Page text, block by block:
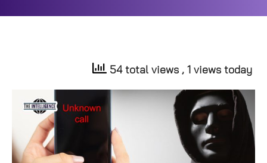
54 total views , 1 views today